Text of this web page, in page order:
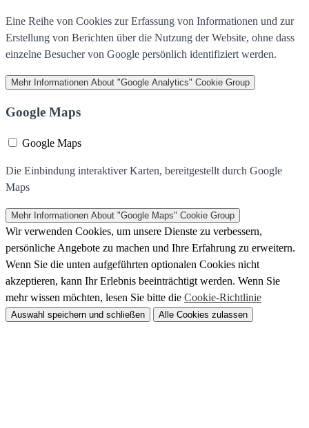
Eine Reihe von Cookies zur Erfassung von Informationen und zur
Erstellung von Berichten über die Nutzung der Website, ohne dass
einzelne Besucher von Google persönlich identifiziert werden.
Mehr Informationen About "Google Analytics" Cookie Group
Google Maps
Google Maps
Die Einbindung interaktiver Karten, bereitgestellt durch Google
Maps
Mehr Informationen About "Google Maps" Cookie Group
Wir verwenden Cookies, um unsere Dienste zu verbessern,
persönliche Angebote zu machen und Ihre Erfahrung zu erweitern.
Wenn Sie die unten aufgeführten optionalen Cookies nicht
akzeptieren, kann Ihr Erlebnis beeinträchtigt werden. Wenn Sie
mehr wissen möchten, lesen Sie bitte die Cookie-Richtlinie
Auswahl speichern und schließen Alle Cookies zulassen